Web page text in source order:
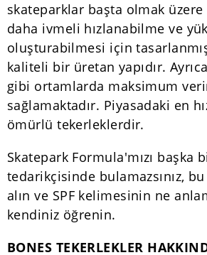
skateparklar başta olmak
daha ivmeli hızlanabilme ve
oluşturabilmesi için
kaliteli bir üretan yapıdır.
gibi ortamlarda maksimum
sağlamaktadır. Piyasadaki en
ömürlü tekerleklerdir.
Skatepark Formula'mızı başka
tedarikçisinde bulamazsınız,
alın ve SPF kelimesinin ne
kendiniz öğrenin.
BONES TEKERLEKLER